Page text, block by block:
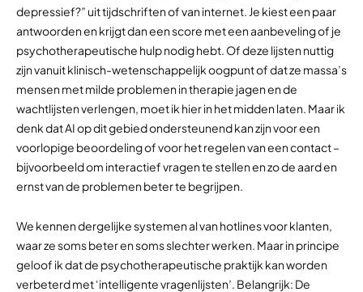
depressief?” uit tijdschriften of van internet. Je kiest een paar
antwoorden en krijgt dan een score met een aanbeveling of je
psychotherapeutische hulp nodig hebt. Of deze lijsten nuttig
zijn vanuit klinisch-wetenschappelijk oogpunt of dat ze massa’s
mensen met milde problemen in therapie jagen en de
wachtlijsten verlengen, moet ik hier in het midden laten. Maar ik
denk dat AI op dit gebied ondersteunend kan zijn voor een
voorlopige beoordeling of voor het regelen van een contact –
bijvoorbeeld om interactief vragen te stellen en zo de aard en
ernst van de problemen beter te begrijpen.
We kennen dergelijke systemen al van hotlines voor klanten,
waar ze soms beter en soms slechter werken. Maar in principe
geloof ik dat de psychotherapeutische praktijk kan worden
verbeterd met ‘intelligente vragenlijsten’. Belangrijk: De